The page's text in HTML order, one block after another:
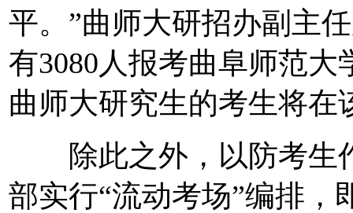
平。”曲师大研招办副主
有3080人报考曲阜师范大
曲师大研究生的考生将在
除此之外，以防考生
部实行“流动考场”编排，